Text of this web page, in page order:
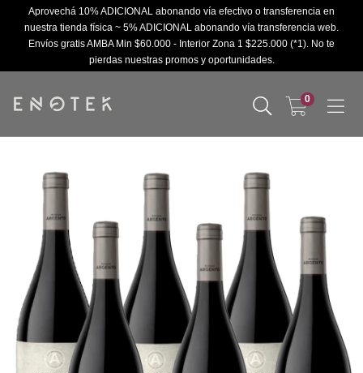
Aprovechá 10% ADICIONAL abonando vía efectivo o transferencia en
nuestra tienda física ~ 5% ADICIONAL abonando vía transferencia web.
Envíos gratis AMBA Min $60.000 - Interior Zona 1 $225.000 (*1). No te
pierdas nuestras promos y oportunidades.
0